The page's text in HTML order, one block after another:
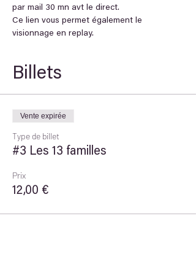
par mail 30 mn avt le direct.
Ce lien vous permet également le
visionnage en replay.
Billets
Vente expirée
Type de billet
#3 Les 13 familles
Prix
12,00 €